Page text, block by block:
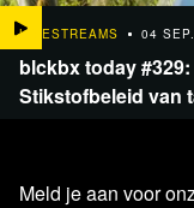
LIVESTREAMS 04
blckbx today
Stikstofbeleid van
Meld je aan voor